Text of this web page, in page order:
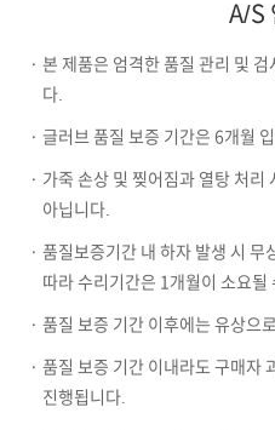
A/S
· 본 제품은 엄격한 품질 관리 및
다.
· 글러브 품질 보증 기간은 6개월
· 가죽 손상 및 찢어짐과 열탕 처리
아닙니다.
· 품질보증기간 내 하자 발생 시 무
따라 수리기간은 1개월이 소요될
· 품질 보증 기간 이후에는 유상으
· 품질 보증 기간 이내라도 구매자
진행됩니다.